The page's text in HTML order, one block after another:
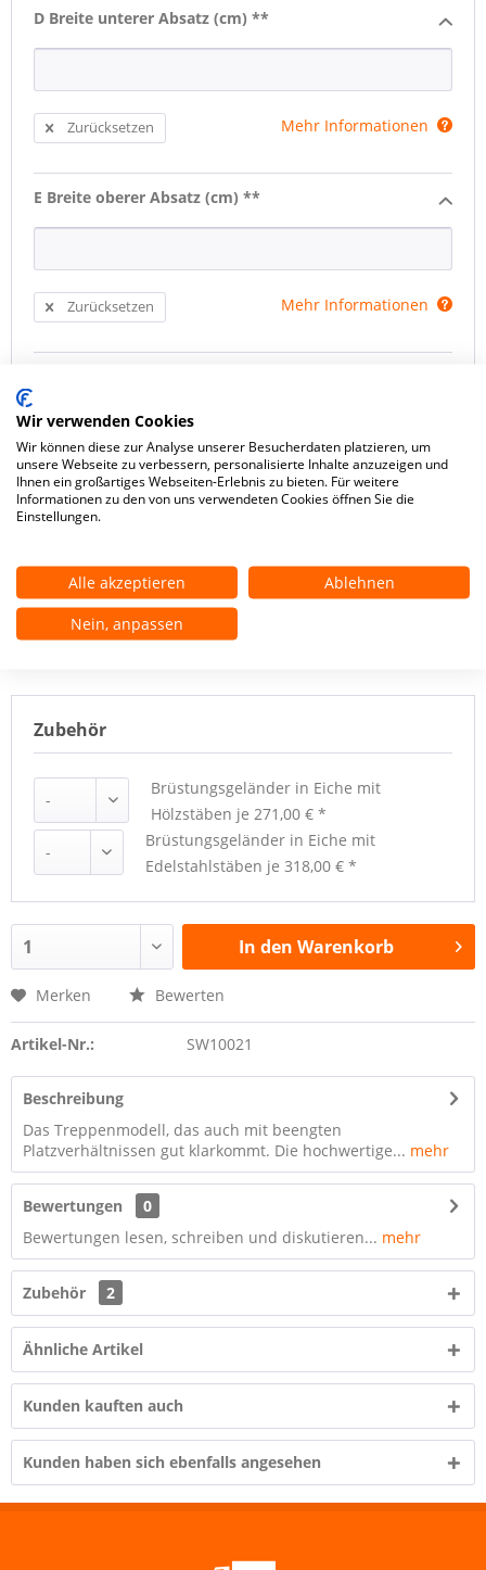
D Breite unterer Absatz (cm) **
Zurücksetzen Mehr Informationen
E Breite oberer Absatz (cm) **
Zurücksetzen Mehr Informationen
Treppengeländer
Oberflächenbehandlung
Setzstufen
Konfiguration zurücksetzen
** Dies ist ein Pflichtfeld.
Zubehör
Brüstungsgeländer in Eiche mit
Hölzstäben je 271,00 € *
Brüstungsgeländer in Eiche mit
Edelstahlstäben je 318,00 € *
In den Warenkorb
Merken Bewerten
Artikel-Nr.: SW10021
Beschreibung
Das Treppenmodell, das auch mit beengten
Platzverhältnissen gut klarkommt. Die hochwertige... mehr
Bewertungen
0
Bewertungen lesen, schreiben und diskutieren... mehr
Zubehör 2
Ähnliche Artikel
Kunden kauften auch
Kunden haben sich ebenfalls angesehen
Wir verwenden Cookies
Wir können diese zur Analyse unserer Besucherdaten platzieren, um
unsere Webseite zu verbessern, personalisierte Inhalte anzuzeigen und
Ihnen ein großartiges Webseiten-Erlebnis zu bieten. Für weitere
Informationen zu den von uns verwendeten Cookies öffnen Sie die
Einstellungen.
Alle akzeptieren
Ablehnen
Nein, anpassen